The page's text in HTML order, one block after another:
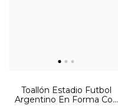
Toallón Estadio Futbol
Argentino En Forma Con